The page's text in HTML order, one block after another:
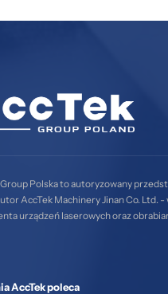
Polska to autoryzowany
AccTek Machinery Jinan Co. Ltd. -
urządzeń laserowych oraz
AccTek poleca